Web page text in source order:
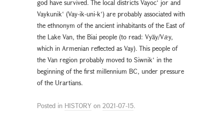
god have survived. The local districts Vayoc‘ jor and
Vaykunik‘ (Vay-ik-uni-k‘) are probably associated with
the ethnonym of the ancient inhabitants of the East of
the Lake Van, the Biai people (to read: Vyāy/Vǣy,
which in Armenian reflected as Vay). This people of
the Van region probably moved to Siwnik‘ in the
beginning of the first millennium BC, under pressure
of the Urartians.
Posted in HISTORY on 2021-07-15.